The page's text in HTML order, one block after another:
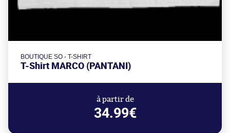
BOUTIQUE SO - T-SHIRT
T-Shirt MARCO (PANTANI)
à partir de
34.99€